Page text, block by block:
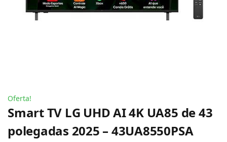
Oferta!
Smart TV LG UHD AI 4K UA85 de 43
polegadas 2025 – 43UA8550PSA